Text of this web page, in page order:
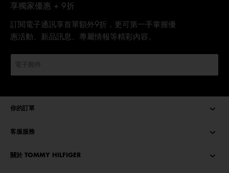
享獨家優惠 + 9折
訂閱電子通訊享首單額外9折，更可第一手掌握優
惠活動、新品訊息、專屬情報等精彩內容。
你的訂單
客服服務
關於 TOMMY HILFIGER